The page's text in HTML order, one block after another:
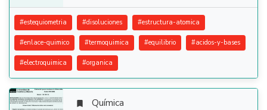
#estequiometria #disoluciones #estructura-atomica
#enlace-quimico #termoquimica #equilibrio #acidos-y-bases
#electroquimica #organica
 Química